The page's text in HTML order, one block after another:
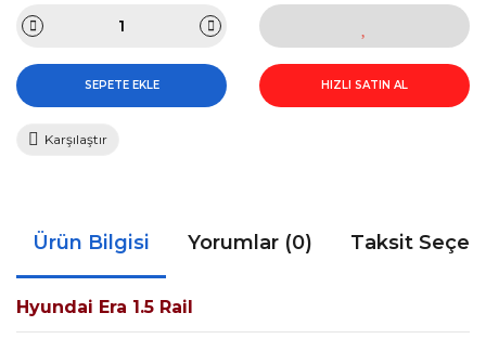
SEPETE EKLE HIZLI SATIN AL
Karşılaştır
Ürün Bilgisi Yorumlar (0) Taksit
Hyundai Era 1.5 Rail